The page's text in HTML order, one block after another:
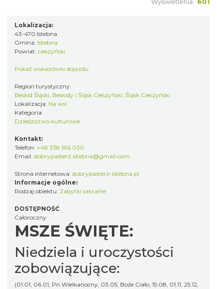
Lokalizacja:
43-470 Istebna
Gmina: Istebna
Powiat: cieszyński
Pokaż wskazówki dojazdu
Region turystyczny:
Beskid Śląski, Beskidy i Śląsk Cieszyński, Śląsk Cieszyński
Lokalizacja: Na wsi
Kategoria:
Dziedzictwo kulturowe
Kontakt:
Telefon: +48 338 556 030
Email: dobrypasterz.istebna@gmail.com
Strona internetowa: dobrypasterz-istebna.pl
Informacje ogólne:
Rodzaj obiektu: Zabytki sakralne
DOSTĘPNOŚĆ
Całoroczny
MSZE ŚWIĘTE:
Niedziela i uroczystości
zobowiązujące:
(01.01, 06.01, Pn Wielkanocny, 03.05, Boże Ciało, 15.08, 01.11, 25.12,